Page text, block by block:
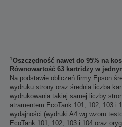
1Oszczędność nawet do 95% na
Równowartość 63 kartridży w
Na podstawie obliczeń firmy Epson
wydruku strony oraz średnia liczba
wydrukowania takiej samej liczby
atramentem EcoTank 101, 102, 103 i
wydajności (wydruki A4 wg wzoru
EcoTank 101, 102, 103 i 104 oraz